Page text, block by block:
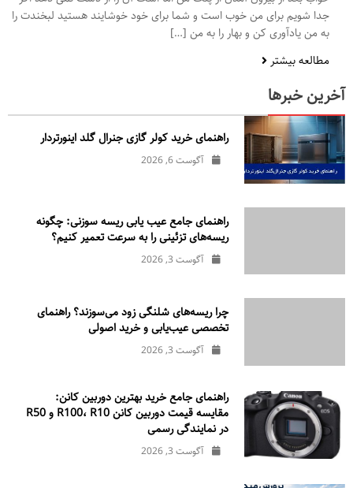
جدا شویم برای من خوب است و شما برای خود خوشایند هستید لبخندت را
به من یادآوری کن و بهار را به من […]
مطالعه بیشتر
آخرین خبرها
راهنمای خرید کولر گازی جنرال‌ گلد اینورتر‌دار
آگوست 6, 2026
راهنمای جامع عیب یابی ریسه سوزنی: چگونه
ریسه‌های تزئینی را به سرعت تعمیر کنیم؟
آگوست 3, 2026
چرا ریسه‌های شلنگی زود می‌سوزند؟ راهنمای
تخصصی عیب‌یابی و خرید اصولی
آگوست 3, 2026
راهنمای جامع خرید بهترین دوربین کانن:
مقایسه قیمت دوربین کانن R100، R10 و R50
در نمایندگی رسمی
آگوست 3, 2026